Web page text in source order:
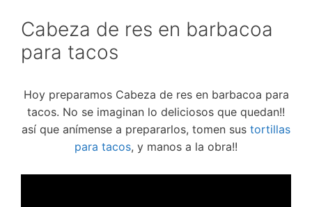
Cabeza de res en barbacoa
para tacos
Hoy preparamos Cabeza de res en barbacoa para
tacos. No se imaginan lo deliciosos que quedan!!
así que anímense a prepararlos, tomen sus tortillas
para tacos, y manos a la obra!!